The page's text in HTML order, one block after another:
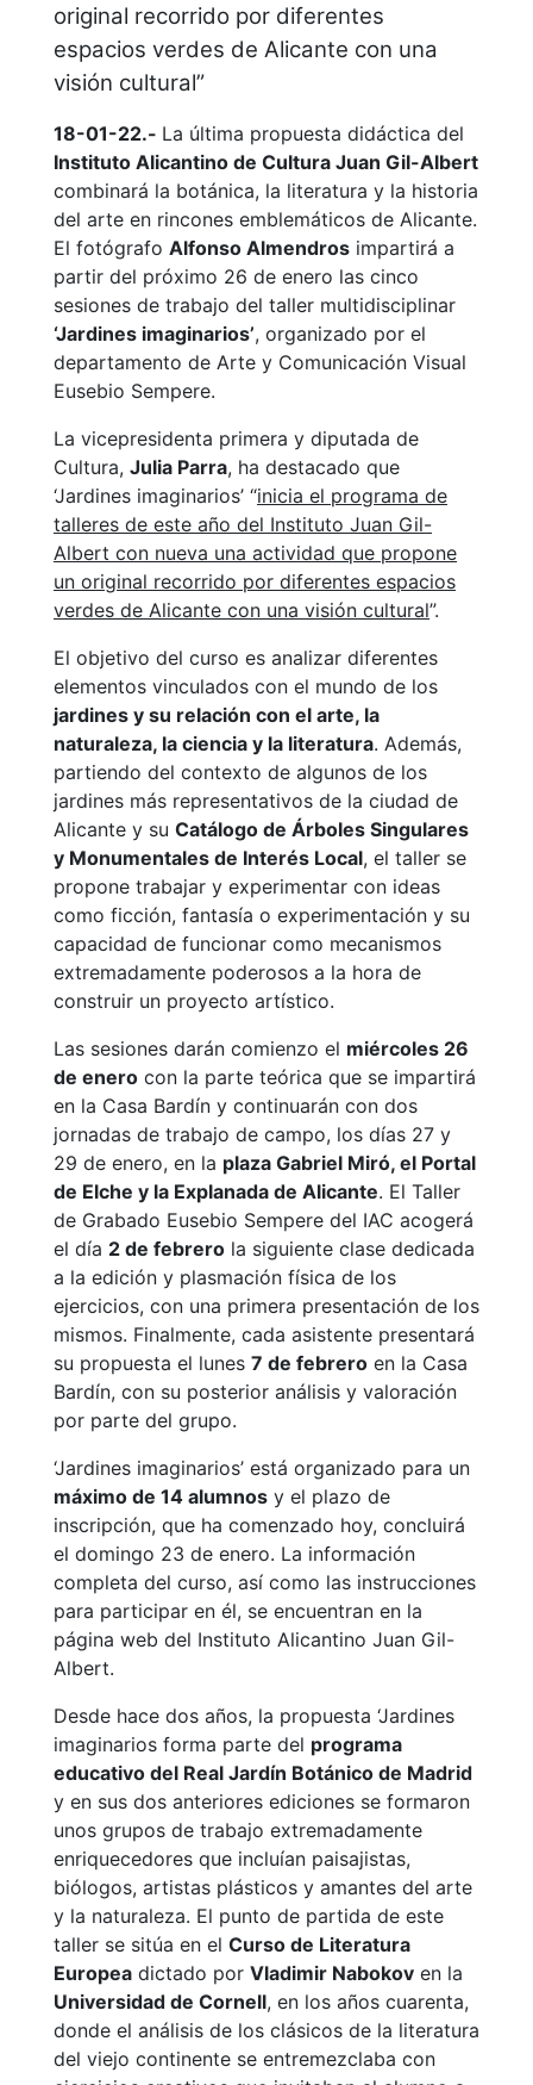
original recorrido por diferentes
espacios verdes de Alicante con una
visión cultural”
18-01-22.- La última propuesta didáctica del
Instituto Alicantino de Cultura Juan Gil-Albert
combinará la botánica, la literatura y la historia
del arte en rincones emblemáticos de Alicante.
El fotógrafo Alfonso Almendros impartirá a
partir del próximo 26 de enero las cinco
sesiones de trabajo del taller multidisciplinar
‘Jardines imaginarios’, organizado por el
departamento de Arte y Comunicación Visual
Eusebio Sempere.
La vicepresidenta primera y diputada de
Cultura, Julia Parra, ha destacado que
‘Jardines imaginarios’ “inicia el programa de
talleres de este año del Instituto Juan Gil-
Albert con nueva una actividad que propone
un original recorrido por diferentes espacios
verdes de Alicante con una visión cultural”.
El objetivo del curso es analizar diferentes
elementos vinculados con el mundo de los
jardines y su relación con el arte, la
naturaleza, la ciencia y la literatura. Además,
partiendo del contexto de algunos de los
jardines más representativos de la ciudad de
Alicante y su Catálogo de Árboles Singulares
y Monumentales de Interés Local, el taller se
propone trabajar y experimentar con ideas
como ficción, fantasía o experimentación y su
capacidad de funcionar como mecanismos
extremadamente poderosos a la hora de
construir un proyecto artístico.
Las sesiones darán comienzo el miércoles 26
de enero con la parte teórica que se impartirá
en la Casa Bardín y continuarán con dos
jornadas de trabajo de campo, los días 27 y
29 de enero, en la plaza Gabriel Miró, el Portal
de Elche y la Explanada de Alicante. El Taller
de Grabado Eusebio Sempere del IAC acogerá
el día 2 de febrero la siguiente clase dedicada
a la edición y plasmación física de los
ejercicios, con una primera presentación de los
mismos. Finalmente, cada asistente presentará
su propuesta el lunes 7 de febrero en la Casa
Bardín, con su posterior análisis y valoración
por parte del grupo.
‘Jardines imaginarios’ está organizado para un
máximo de 14 alumnos y el plazo de
inscripción, que ha comenzado hoy, concluirá
el domingo 23 de enero. La información
completa del curso, así como las instrucciones
para participar en él, se encuentran en la
página web del Instituto Alicantino Juan Gil-
Albert.
Desde hace dos años, la propuesta ‘Jardines
imaginarios forma parte del programa
educativo del Real Jardín Botánico de Madrid
y en sus dos anteriores ediciones se formaron
unos grupos de trabajo extremadamente
enriquecedores que incluían paisajistas,
biólogos, artistas plásticos y amantes del arte
y la naturaleza. El punto de partida de este
taller se sitúa en el Curso de Literatura
Europea dictado por Vladimir Nabokov en la
Universidad de Cornell, en los años cuarenta,
donde el análisis de los clásicos de la literatura
del viejo continente se entremezclaba con